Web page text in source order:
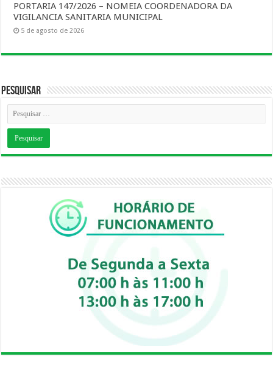
PORTARIA 147/2026 – NOMEIA COORDENADORA DA
VIGILANCIA SANITARIA MUNICIPAL
5 de agosto de 2026
Pesquisar